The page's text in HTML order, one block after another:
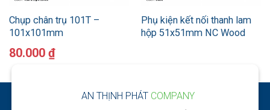
Chụp chân trụ 101T –
101x101mm
80.000 ₫
Phụ kiện kết nối thanh lam
hộp 51x51mm NC Wood
AN THỊNH PHÁT COMPANY